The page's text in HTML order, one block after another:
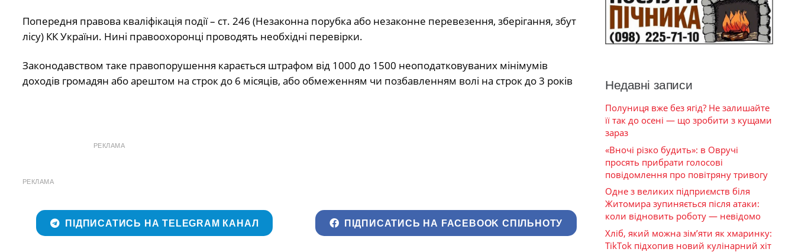
Попередня правова кваліфікація події – ст. 246 (Незаконна порубка або незаконне перевезення, зберігання, збут
лісу) КК України. Нині правоохоронці проводять необхідні перевірки.
Законодавством таке правопорушення карається штрафом від 1000 до 1500 неоподатковуваних мінімумів
доходів громадян або арештом на строк до 6 місяців, або обмеженням чи позбавленням волі на строк до 3 років
РЕКЛАМА
РЕКЛАМА
ПІДПИСАТИСЬ НА TELEGRAM КАНАЛ ПІДПИСАТИСЬ НА FACEBOOK СПІЛЬНОТУ
Недавні записи
Полуниця вже без ягід? Не залишайте
її так до осені — що зробити з кущами
зараз
«Вночі різко будить»: в Овручі
просять прибрати голосові
повідомлення про повітряну тривогу
Одне з великих підприємств біля
Житомира зупиняється після атаки:
коли відновить роботу — невідомо
Хліб, який можна зім’яти як хмаринку:
TikTok підхопив новий кулінарний хіт